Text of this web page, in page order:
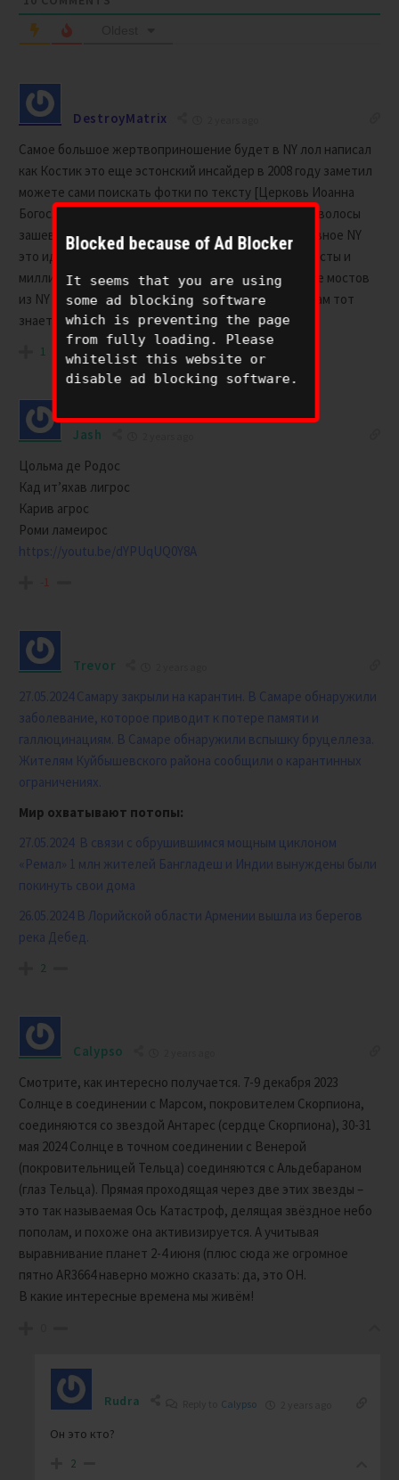
DestroyMatrix
Самое большое жертвоприношение будет в NY лол написал
как Костик это еще эстонский инсайдер в 2008 году заметил
можете сами поискать фотки по тексту [Церковь Иоанна
Богослова в Нью Йорке барельефы ] там не только волосы
зашевелятся и карта иллюминатов подходит и главное NY
это идеальный город жертвоприношений убери мосты и
миллионы людей будут в западне потому что кроме мостов
из NY не выехать если только по воздуху кто был там тот
знает о чем я говорю.
1
Jash
Цольма де Родос
Кад ит’яхав лигрос
Карив агрос
Роми ламеирос
https://youtu.be/dYPUqUQ0Y8A
-1
Trevor
27.05.2024 Самару закрыли на карантин. В Самаре обнаружили
заболевание, которое приводит к потере памяти и
галлюцинациям. В Самаре обнаружили вспышку бруцеллеза.
Жителям Куйбышевского района сообщили о карантинных
ограничениях.
Мир охватывают потопы:
27.05.2024 В связи с обрушившимся мощным циклоном
«Ремал» 1 млн жителей Бангладеш и Индии вынуждены были
покинуть свои дома
26.05.2024 В Лорийской области Армении вышла из берегов
река Дебед.
2
Calypso
Смотрите, как интересно получается. 7-9 декабря 2023
Солнце в соединении с Марсом, покровителем Скорпиона,
соединяются со звездой Антарес (сердце Скорпиона), 30-31
мая 2024 Солнце в точном соединении с Венерой
(покровительницей Тельца) соединяются с Альдебараном
(глаз Тельца). Прямая проходящая через две этих звезды –
это так называемая Ось Катастроф, делящая звёздное небо
пополам, и похоже она активизируется. А учитывая
выравнивание планет 2-4 июня (плюс сюда же огромное
пятно АR3664 наверно можно сказать: да, это ОН.
В какие интересные времена мы живём!
Rudra Calypso
Он это кто?
2
Blocked because of Ad Blocker
It seems that you are using
some ad blocking software
which is preventing the page
from fully loading. Please
whitelist this website or
disable ad blocking software.